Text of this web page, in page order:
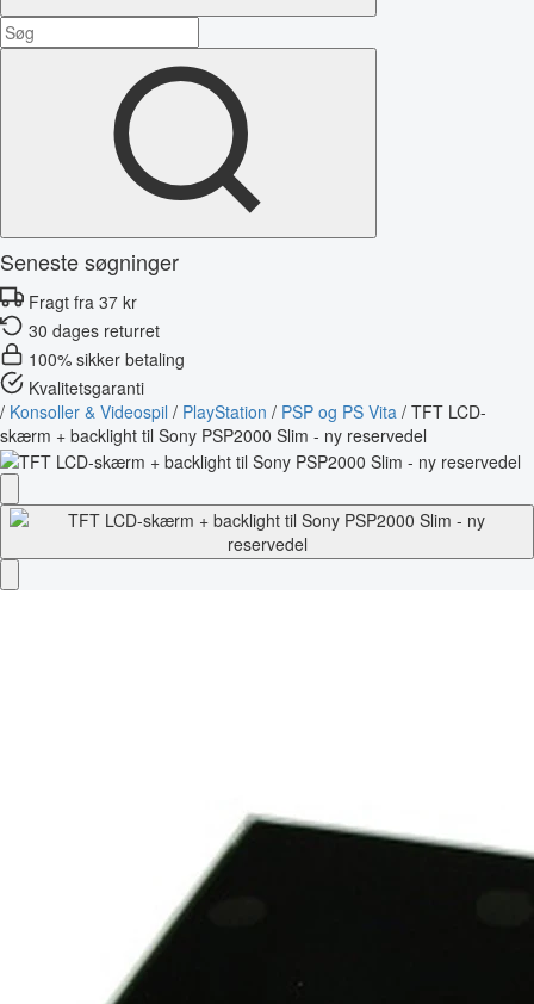
Seneste søgninger
Fragt fra 37 kr
30 dages returret
100% sikker betaling
Kvalitetsgaranti
/ Konsoller & Videospil / PlayStation / PSP og PS Vita / TFT LCD-
skærm + backlight til Sony PSP2000 Slim - ny reservedel